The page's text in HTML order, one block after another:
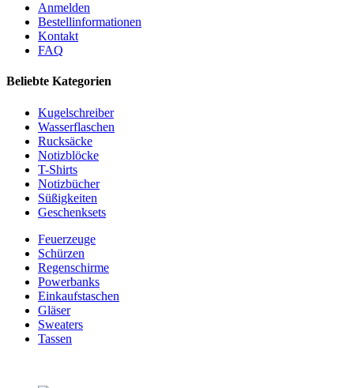
Anmelden
Bestellinformationen
Kontakt
FAQ
Beliebte Kategorien
Kugelschreiber
Wasserflaschen
Rucksäcke
Notizblöcke
T-Shirts
Notizbücher
Süßigkeiten
Geschenksets
Feuerzeuge
Schürzen
Regenschirme
Powerbanks
Einkaufstaschen
Gläser
Sweaters
Tassen